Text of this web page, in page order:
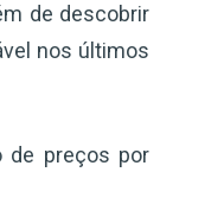
de descobrir
nos últimos
de preços por